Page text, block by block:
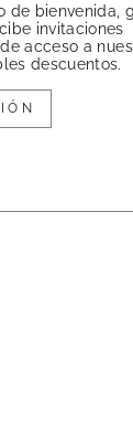
de bienvenida,
invitaciones
acceso a
descuentos.